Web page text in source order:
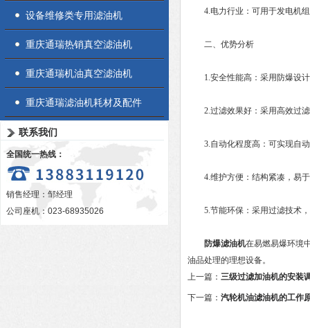
设备维修类专用滤油机
重庆通瑞热销真空滤油机
重庆通瑞机油真空滤油机
重庆通瑞滤油机耗材及配件
联系我们
全国统一热线：
销售经理：邹经理
公司座机：023-68935026
4.电力行业：可用于发电机组
二、优势分析
1.安全性能高：采用防爆设计
2.过滤效果好：采用高效过滤
3.自动化程度高：可实现自动
4.维护方便：结构紧凑，易于
5.节能环保：采用过滤技术，
防爆滤油机在易燃易爆环境
油品处理的理想设备。
上一篇： 三级过滤加油机的安装
下一篇： 汽轮机油滤油机的工作